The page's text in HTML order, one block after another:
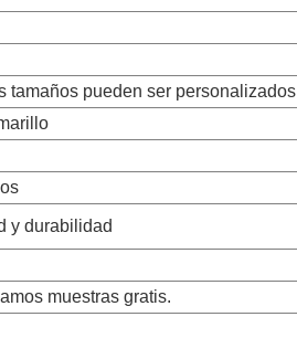
tamaños pueden ser personalizados
y durabilidad
muestras gratis.